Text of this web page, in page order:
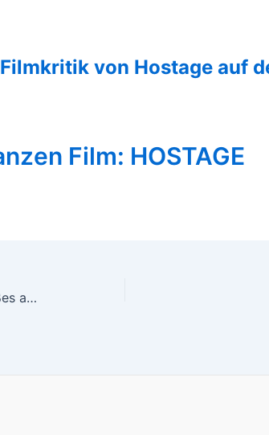
von Hostage auf
Film: HOSTAGE
Gullivers Reisen – Da kommt was Großes auf uns zu (2010)